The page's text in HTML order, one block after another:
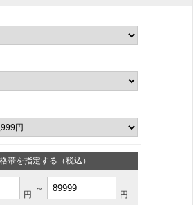
帯を指定する（税込）
円
～
円